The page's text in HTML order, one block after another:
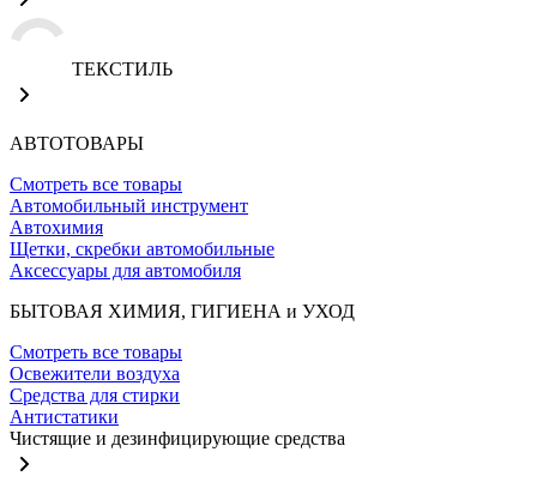
ТЕКСТИЛЬ
АВТОТОВАРЫ
Смотреть все товары
Автомобильный инструмент
Автохимия
Щетки, скребки автомобильные
Аксессуары для автомобиля
БЫТОВАЯ ХИМИЯ, ГИГИЕНА и УХОД
Смотреть все товары
Освежители воздуха
Средства для стирки
Антистатики
Чистящие и дезинфицирующие средства